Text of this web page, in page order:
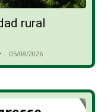
rural
- 05/08/2026